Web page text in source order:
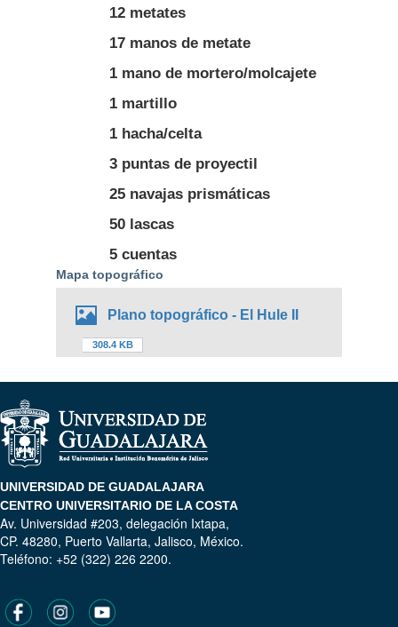
12 metates
17 manos de metate
1 mano de mortero/molcajete
1 martillo
1 hacha/celta
3 puntas de proyectil
25 navajas prismáticas
50 lascas
5 cuentas
Mapa topográfico
Plano topográfico - El Hule II
308.4 KB
UNIVERSIDAD DE GUADALAJARA
CENTRO UNIVERSITARIO DE LA COSTA
Av. Universidad #203, delegación Ixtapa,
CP. 48280, Puerto Vallarta, Jalisco, México.
Teléfono: +52 (322) 226 2200.